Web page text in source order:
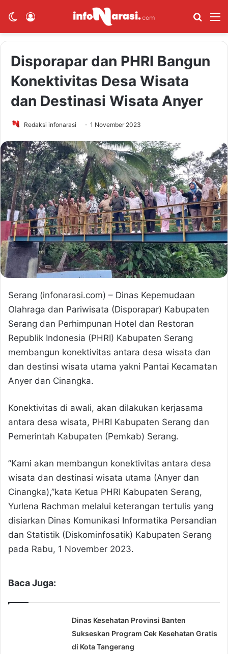
Switch skin Cari
Disporapar dan PHRI Bangun
Konektivitas Desa Wisata
dan Destinasi Wisata Anyer
Redaksi infonarasi 1 November 2023
Serang (infonarasi.com) – Dinas Kepemudaan
Olahraga dan Pariwisata (Disporapar) Kabupaten
Serang dan Perhimpunan Hotel dan Restoran
Republik Indonesia (PHRI) Kabupaten Serang
membangun konektivitas antara desa wisata dan
dan destinsi wisata utama yakni Pantai Kecamatan
Anyer dan Cinangka.
Konektivitas di awali, akan dilakukan kerjasama
antara desa wisata, PHRI Kabupaten Serang dan
Pemerintah Kabupaten (Pemkab) Serang.
”Kami akan membangun konektivitas antara desa
wisata dan destinasi wisata utama (Anyer dan
Cinangka),”kata Ketua PHRI Kabupaten Serang,
Yurlena Rachman melalui keterangan tertulis yang
disiarkan Dinas Komunikasi Informatika Persandian
dan Statistik (Diskominfosatik) Kabupaten Serang
pada Rabu, 1 November 2023.
Baca Juga:
Dinas Kesehatan Provinsi Banten
Sukseskan Program Cek Kesehatan Gratis
di Kota Tangerang